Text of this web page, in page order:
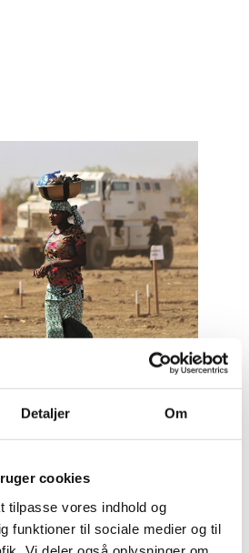
Detaljer Om
cookies
tilpasse vores indhold og
funktioner til sociale medier og til
i Mali er forankret i en
og modstandsdygtighed
migration til Europa